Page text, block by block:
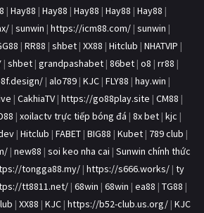
| Hay88 | Hay88 | Hay88 | Hay88 | Hay88 |
| sunwin | https://icm88.com/ | sunwin |
| RR88 | shbet | XX88 | Hitclub | NHATVIP |
| shbet | grandpashabet | 86bet | o8 | rr88 |
| alo789 | KJC | FLY88 | hay.win |
| CakhiaTV | https://go88play.site | CM88 |
| xoilactv trực tiếp bóng đá | 8x bet | kjc |
| Hitclub | FABET | BIG88 | Kubet | 789 club |
| new88 | soi keo nha cai | Sunwin chính thức
tongga88.my/ | https://s666.works/ | ty
tt8811.net/ | 68win | 68win | ea88 | TG88 |
| XX88 | KJC | https://b52-club.us.org/ | KJC